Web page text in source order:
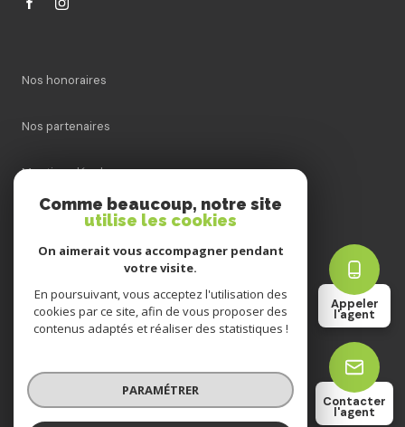
Appeler
l'agent
Contacter
l'agent
Nos honoraires
Nos partenaires
Mentions légales
Cookies
© 2026 | Tous droits réservés
Comme beaucoup, notre site
utilise les cookies
On aimerait vous accompagner pendant
votre visite.
En poursuivant, vous acceptez l'utilisation des
cookies par ce site, afin de vous proposer des
contenus adaptés et réaliser des statistiques !
PARAMÉTRER